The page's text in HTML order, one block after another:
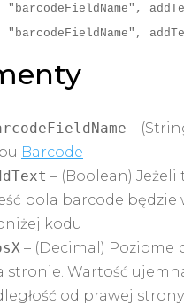
( "barcodeFieldName",
( "barcodeFieldName",
–
Barcode
– (Boolean) Jeżeli
pola barcode będzie
kodu
– (Decimal) Poziome
stronie. Wartość
od prawej strony